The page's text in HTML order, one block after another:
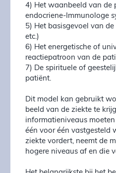
4) Het waanbeeld van de
endocriene-Immunologe
5) Het basisgevoel van
etc.)
6) Het energetische of
reactiepatroon van de
7) De spirituele of
patiënt.
Dit model kan gebruikt
beeld van de ziekte te
informatieniveaus
één voor één vastgesteld
ziekte vordert, neemt de
hogere niveaus af en die